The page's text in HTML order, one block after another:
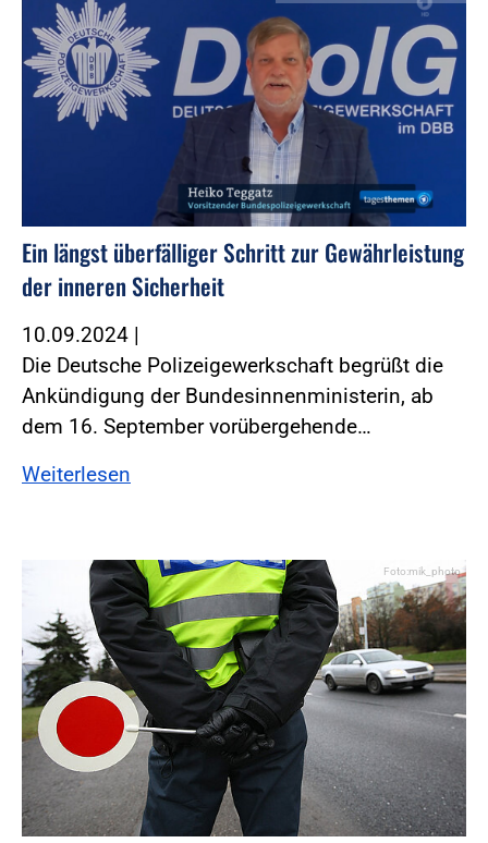
Ein längst überfälliger Schritt zur Gewährleistung
der inneren Sicherheit
10.09.2024 |
Die Deutsche Polizeigewerkschaft begrüßt die
Ankündigung der Bundesinnenministerin, ab
dem 16. September vorübergehende…
Weiterlesen
Foto:mik_photo